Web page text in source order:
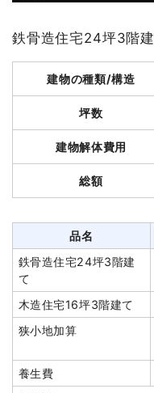
値引き
消費税
建物解体費用
総額
軽量鉄骨造住宅46坪2階
ブロック塀撤去
植木・植栽撤去
庭石撤去
値引き
鉄骨造住宅24坪3階
建物の種類/構造
坪数
建物解体費用
総額
品名
鉄骨造住宅24坪3階建
て
木造住宅16坪3階建て
狭小地加算
養生費